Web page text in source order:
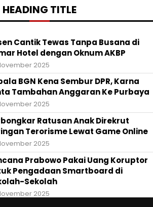
HEADING TITLE
Cantik Tewas Tanpa Busana di
Hotel dengan Oknum AKBP
2025
BGN Kena Sembur DPR, Karna
Tambahan Anggaran Ke Purbaya
2025
Ratusan Anak Direkrut
Terorisme Lewat Game Online
2025
Prabowo Pakai Uang Koruptor
Pengadaan Smartboard di
Sekolah
2025